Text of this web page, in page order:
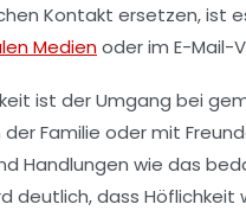
Kontakt ersetzen, ist
Medienoder im E-Mail-
ist der Umgang bei
Familie oder mit
Handlungen wie das
deutlich, dass